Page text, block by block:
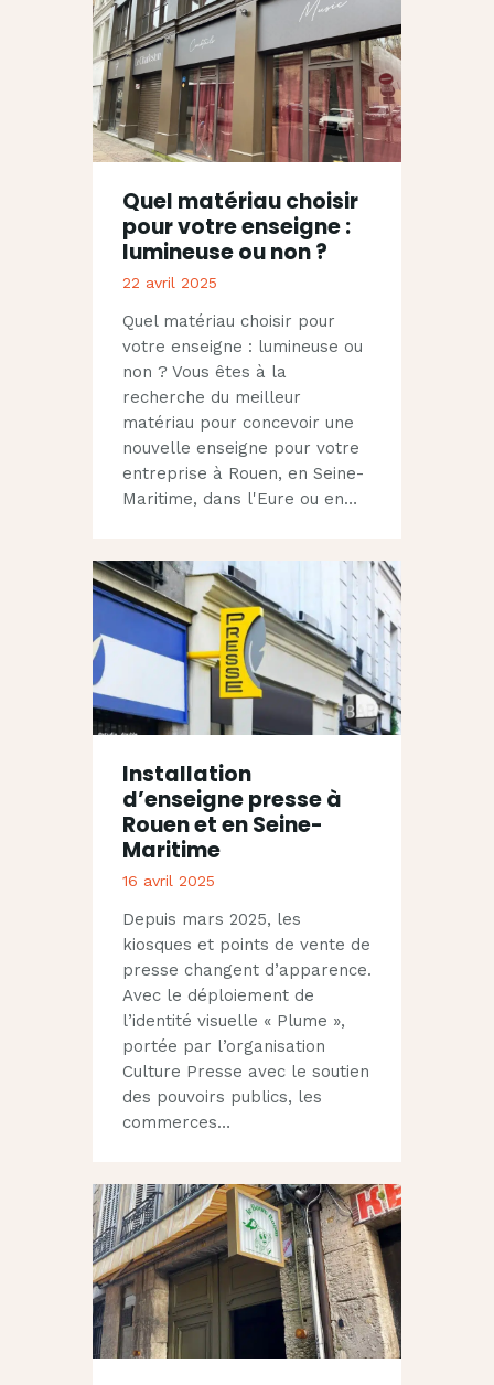
Quel matériau choisir
pour votre enseigne :
lumineuse ou non ?
22 avril 2025
Quel matériau choisir pour
votre enseigne : lumineuse ou
non ? Vous êtes à la
recherche du meilleur
matériau pour concevoir une
nouvelle enseigne pour votre
entreprise à Rouen, en Seine-
Maritime, dans l'Eure ou en…
Installation
d’enseigne presse à
Rouen et en Seine-
Maritime
16 avril 2025
Depuis mars 2025, les
kiosques et points de vente de
presse changent d’apparence.
Avec le déploiement de
l’identité visuelle « Plume »,
portée par l’organisation
Culture Presse avec le soutien
des pouvoirs publics, les
commerces…